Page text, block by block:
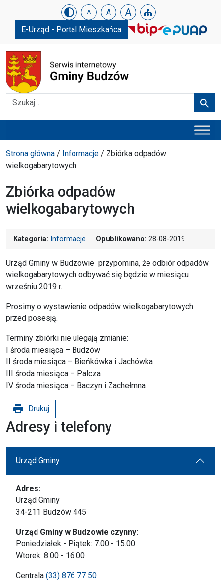
Urząd Gminy w Budzowie
Skip menu A A A
E-Urząd - Portal Mieszkańca
Szukaj
Ścieżka powrotu
Strona główna / Informacje / Zbiórka odpadów
wielkogabarytowych
Zbiórka odpadów
wielkogabarytowych
Kategoria: Informacje Opublikowano: 28-08-2019
Urząd Gminy w Budzowie przypomina, że odbiór odpadów
wielkogabarytowych odbywać się będzie w miesiącu
wrześniu 2019 r.
Prosimy o wystawienie odpadów wielkogabarytowych
przed posesją.
Terminy zbiórki nie ulegają zmianie:
I środa miesiąca – Budzów
II środa miesiąca – Bieńkówka i Jachówka
III środa miesiąca – Palcza
IV środa miesiąca – Baczyn i Zachełmna
print Drukuj
Adresy i telefony
Urząd Gminy
Adres:
Urząd Gminy
34-211 Budzów 445
Urząd Gminy w Budzowie czynny:
Poniedziałek - Piątek: 7.00 - 15.00
Wtorek: 8.00 - 16.00
Centrala (33) 876 77 50